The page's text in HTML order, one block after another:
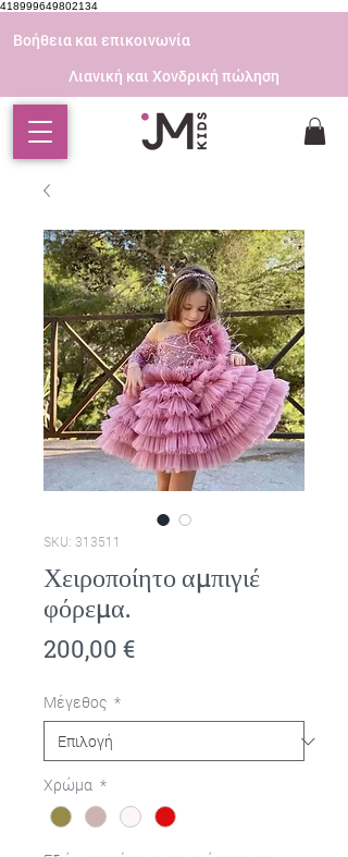
418999649802134
Βοήθεια και επικοινωνία
Λιανική και Χονδρική πώληση
SKU: 313511
Χειροποίητο αμπιγιέ
φόρεμα.
200,00 €Τιμή
Μέγεθος *
Χρώμα *